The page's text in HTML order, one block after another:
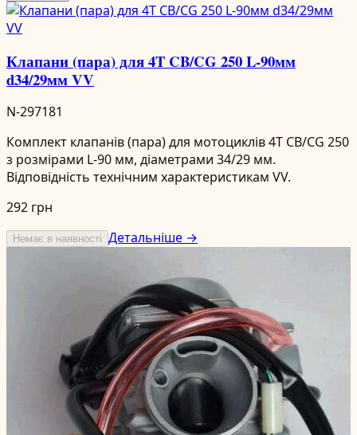
Клапани (пара) для 4T CB/CG 250 L-90мм
d34/29мм VV
N-297181
Комплект клапанів (пара) для мотоциклів 4T CB/CG 250
з розмірами L-90 мм, діаметрами 34/29 мм.
Відповідність технічним характеристикам VV.
292 грн
Немає в наявності Детальніше →